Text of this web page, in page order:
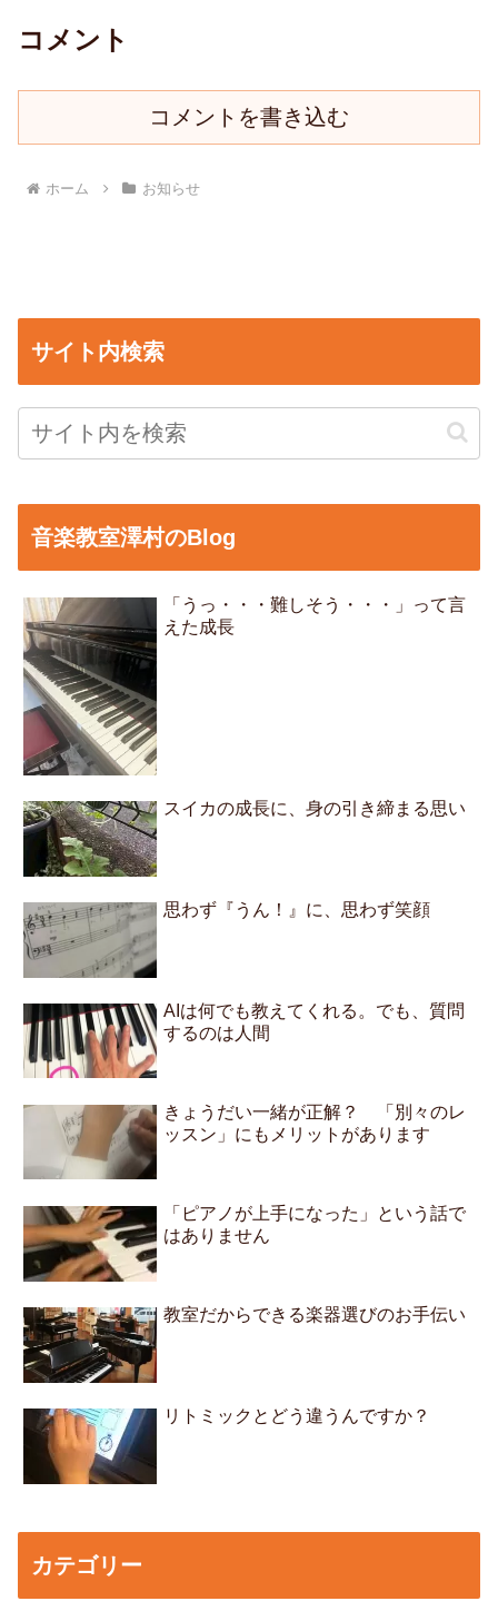
コメント
コメントを書き込む
ホーム お知らせ
サイト内検索
音楽教室澤村のBlog
「うっ・・・難しそう・・・」って言
えた成長
スイカの成長に、身の引き締まる思い
思わず『うん！』に、思わず笑顔
AIは何でも教えてくれる。でも、質問
するのは人間
きょうだい一緒が正解？ 「別々のレ
ッスン」にもメリットがあります
「ピアノが上手になった」という話で
はありません
教室だからできる楽器選びのお手伝い
リトミックとどう違うんですか？
カテゴリー